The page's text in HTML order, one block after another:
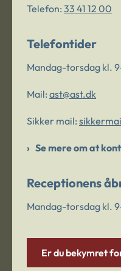
Telefon: 33 41 12 00
Telefontider
Mandag-torsdag kl.
Mail: ast@ast.dk
Sikker mail:
Se mere om at
Receptionens
Mandag-torsdag kl.
Er du bekymret